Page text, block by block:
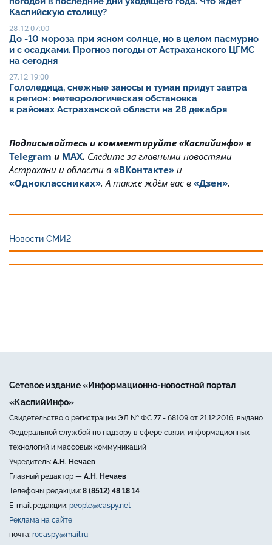
Каспийскую столицу?
28.12 07:00
До -10 мороза при ясном солнце, но в целом пасмурно
и с осадками. Прогноз погоды от Астраханского ЦГМС
на сегодня
27.12 19:00
Гололедица, снежные заносы и туман придут завтра
в регион: метеорологическая обстановка
в районах Астраханской области на 28 декабря
Подписывайтесь и комментируйте «Каспийинфо» в
Telegram и MAX. Cледите за главными новостями
Астрахани и области в «ВКонтакте» и
«Одноклассниках». А также ждём вас в «Дзен».
Новости СМИ2
Сетевое издание «Информационно-новостной портал
«КаспийИнфо»
Свидетельство о регистрации ЭЛ № ФС 77 - 68109 от 21.12.2016, выдано
Федеральной службой по надзору в сфере связи, информационных
технологий и массовых коммуникаций
Учредитель: А.Н. Нечаев
Главный редактор — А.Н. Нечаев
Телефоны редакции: 8 (8512) 48 18 14
E-mail редакции: people@caspy.net
Реклама на сайте
почта: rocaspy@mail.ru